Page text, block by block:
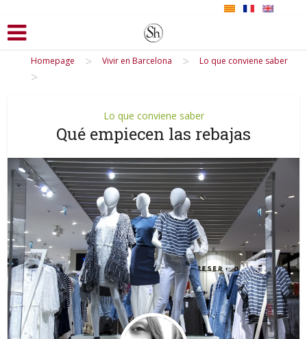
Homepage > Vivir en Barcelona > Lo que conviene saber
>
Lo que conviene saber
Qué empiecen las rebajas